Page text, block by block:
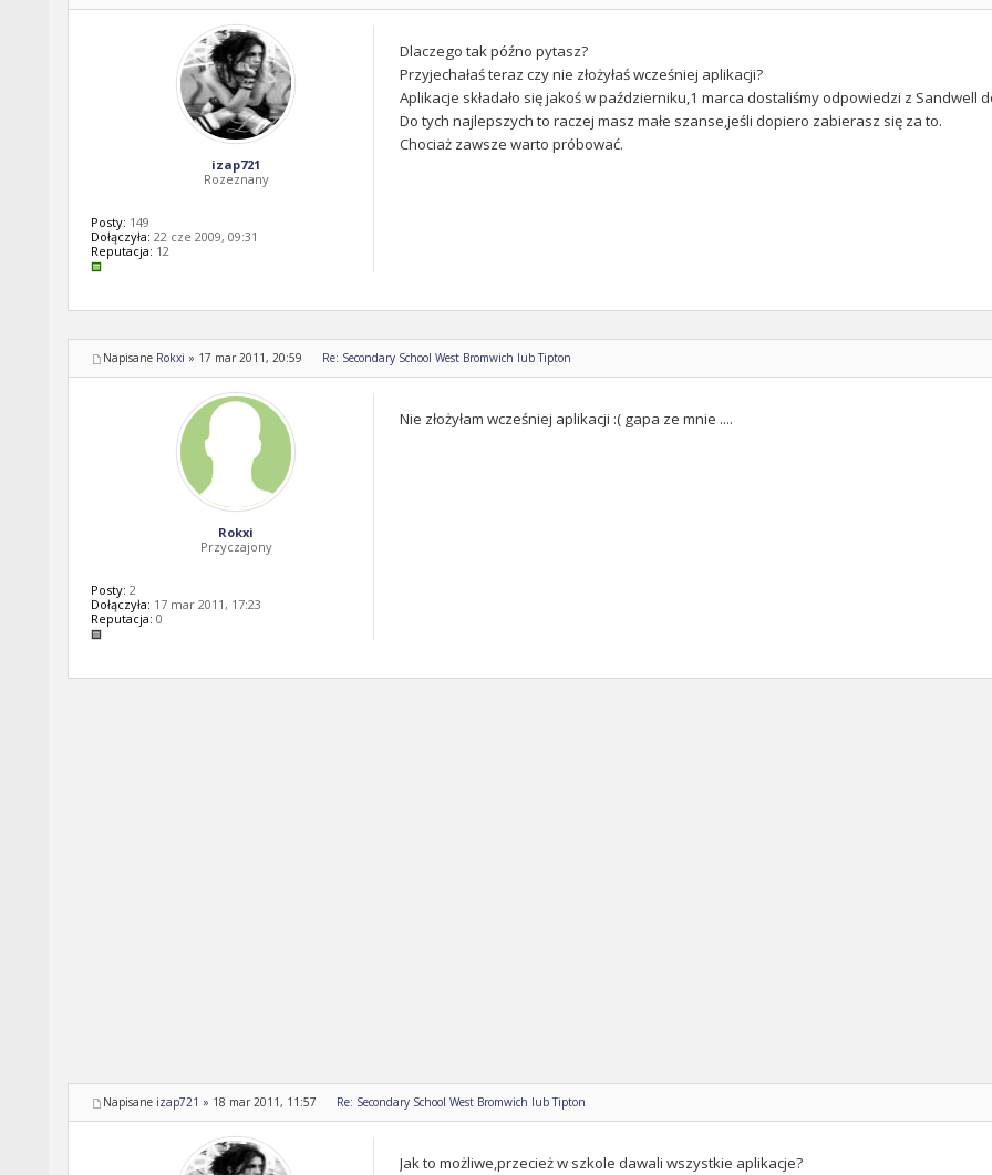
Dlaczego tak późno pytasz?
Przyjechałaś teraz czy nie złożyłaś wcześniej aplikacji?
Aplikacje składało się jakoś w październiku,1 marca dostaliśmy odpowiedzi z Sandwell
Do tych najlepszych to raczej masz małe szanse,jeśli dopiero zabierasz się za to.
Chociaż zawsze warto próbować.
izap721
Rozeznany
Posty: 149
Dołączyła: 22 cze 2009, 09:31
Reputacja: 12
Napisane Rokxi » 17 mar 2011, 20:59 Re: Secondary School West Bromwich lub Tipton
Nie złożyłam wcześniej aplikacji :( gapa ze mnie ....
Rokxi
Przyczajony
Posty: 2
Dołączyła: 17 mar 2011, 17:23
Reputacja: 0
Napisane izap721 » 18 mar 2011, 11:57 Re: Secondary School West Bromwich lub Tipton
Jak to możliwe,przecież w szkole dawali wszystkie aplikacje?